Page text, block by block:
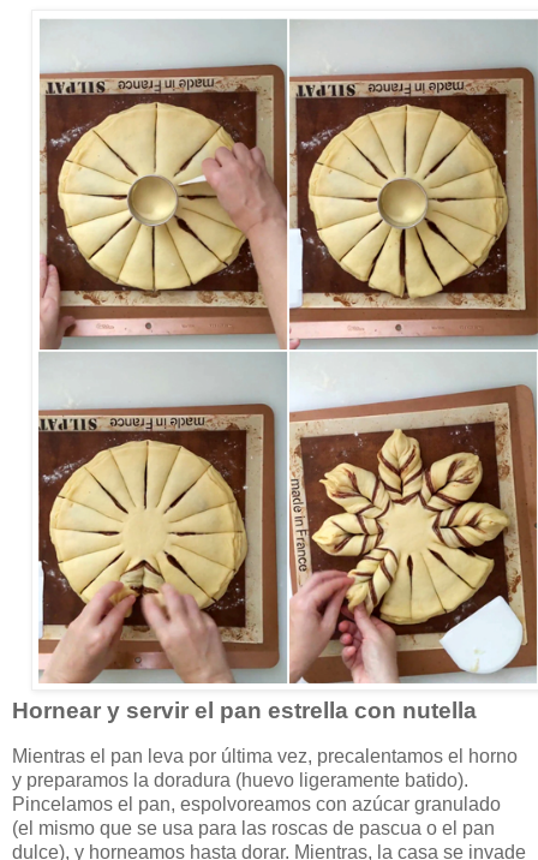
Hornear y servir el pan estrella con nutella
Mientras el pan leva por última vez, precalentamos el horno
y preparamos la doradura (huevo ligeramente batido).
Pincelamos el pan, espolvoreamos con azúcar granulado
(el mismo que se usa para las roscas de pascua o el pan
dulce), y horneamos hasta dorar. Mientras, la casa se invade